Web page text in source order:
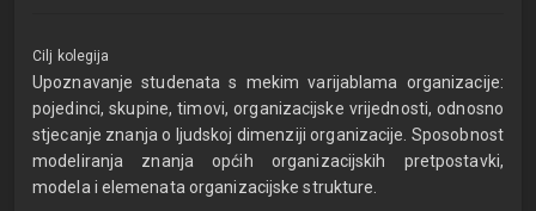
Cilj kolegija
Upoznavanje studenata s mekim varijablama organizacije:
pojedinci, skupine, timovi, organizacijske vrijednosti, odnosno
stjecanje znanja o ljudskoj dimenziji organizacije. Sposobnost
modeliranja znanja općih organizacijskih pretpostavki,
modela i elemenata organizacijske strukture.